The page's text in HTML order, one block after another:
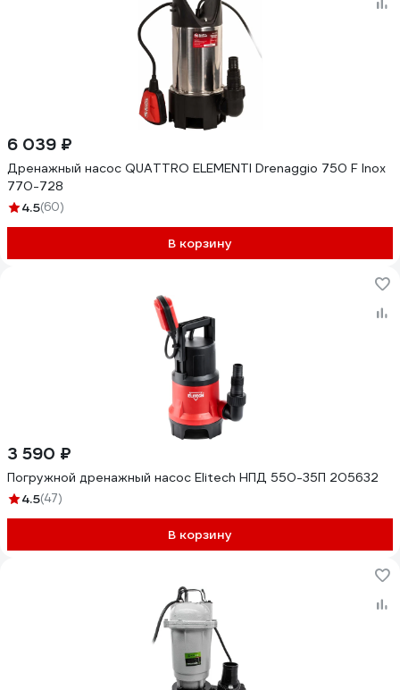
6 039 ₽
Дренажный насос QUATTRO ELEMENTI Drenaggio 750 F Inox
770-728
4.5(60)
В корзину
3 590 ₽
Погружной дренажный насос Elitech НПД 550-35П 205632
4.5(47)
В корзину